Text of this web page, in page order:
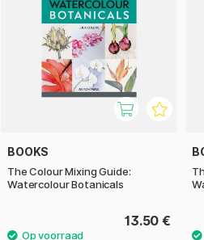
BOOKS
The Colour Mixing Guide:
Watercolour Botanicals
13.50 €